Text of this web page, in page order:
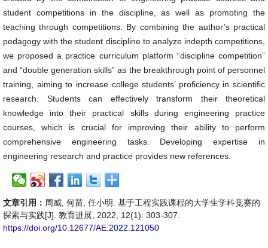
student competitions in the discipline, as well as promoting the
teaching through competitions. By combining the author’s practical
pedagogy with the student discipline to analyze indepth competitions,
we proposed a practice curriculum platform “discipline competition”
and “double generation skills” as the breakthrough point of personnel
training, aiming to increase college students’ proficiency in scientific
research. Students can effectively transform their theoretical
knowledge into their practical skills during engineering practice
courses, which is crucial for improving their ability to perform
comprehensive engineering tasks. Developing expertise in
engineering research and practice provides new references.
文章引用： 周威, 何苗, 任小明. 基于工程实践课程的大学生学科竞赛的
探索与实践[J]. 教育进展, 2022, 12(1): 303-307.
https://doi.org/10.12677/AE.2022.121050